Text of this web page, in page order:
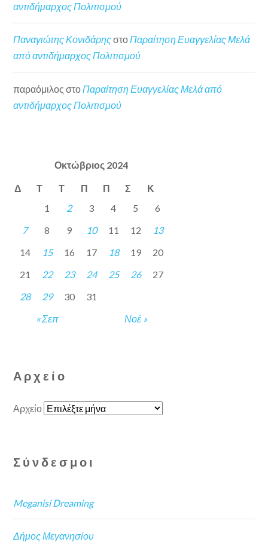
αντιδήμαρχος Πολιτισμού
Παναγιώτης ΚονιδάρηςστοΠαραίτηση Ευαγγελίας Μελά
από αντιδήμαρχος Πολιτισμού
παραόμιλος στο Παραίτηση Ευαγγελίας Μελά από
αντιδήμαρχος Πολιτισμού
Οκτώβριος 2024
Δ Τ Τ Π Π Σ Κ
« Σεπ Νοέ »
1 2 3 4 5
6
7
8 9 10 11 12
13
14
15 16 17 18 19
20
21
22 23 24 25 26
27
28
29 30 31
Αρχείο
Αρχείο
Σύνδεσμοι
Meganisi Dreaming
Δήμος Μεγανησίου